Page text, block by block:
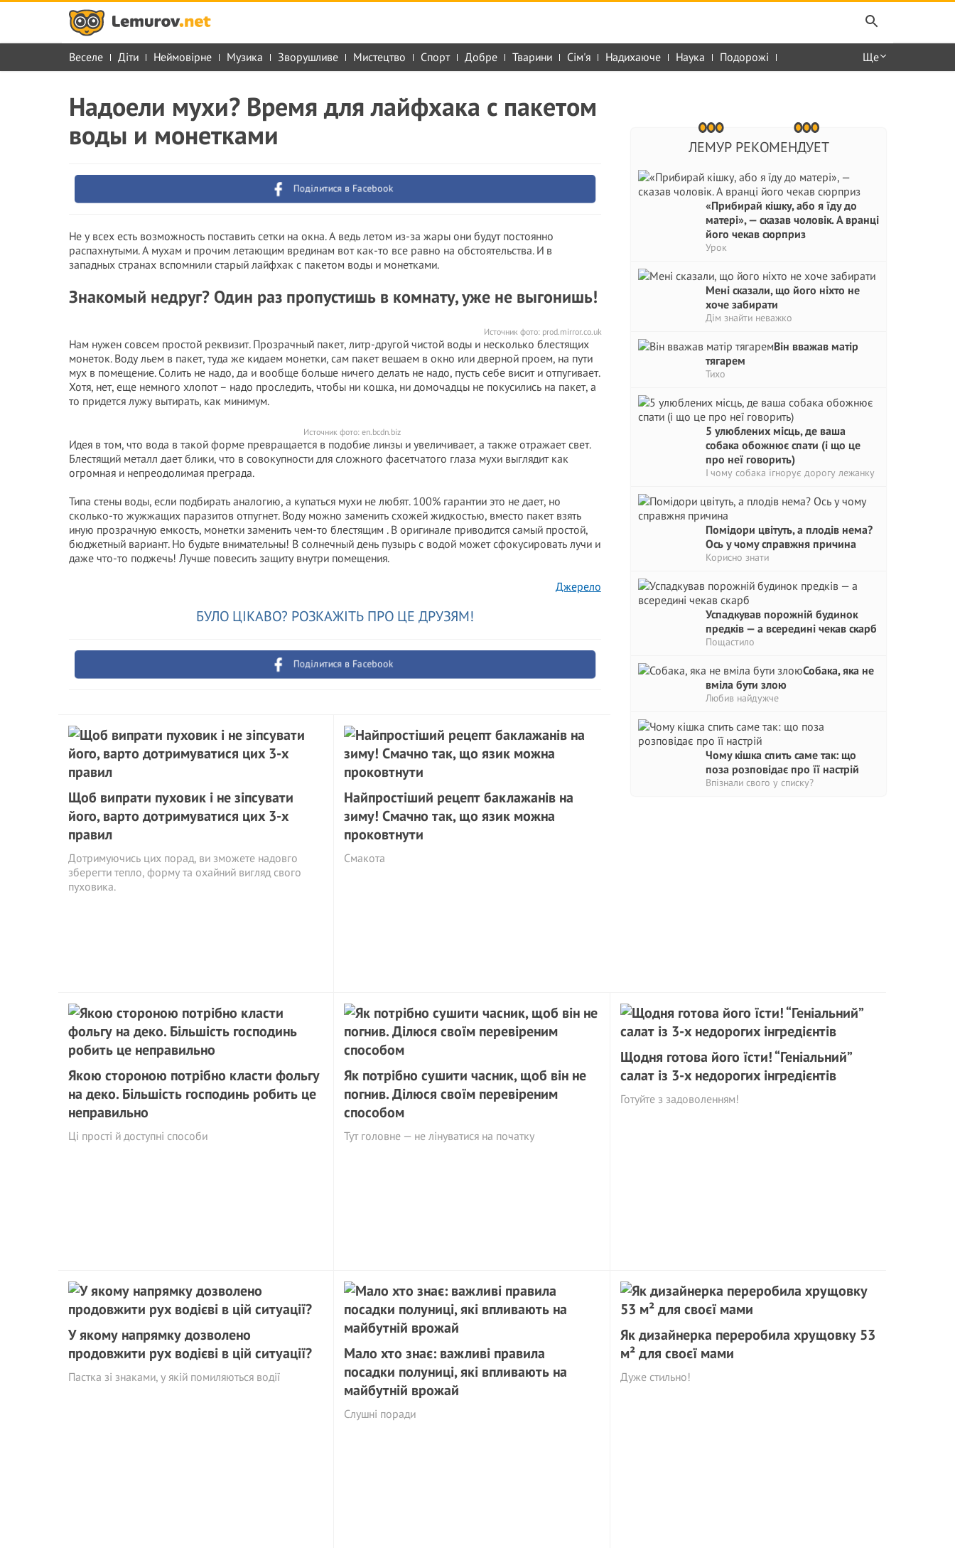
Веселе Діти Неймовірне Музика Зворушливе Мистецтво Спорт Добре Тварини Сім'я Надихаюче Наука Подорожі Ще
ЛЕМУР РЕКОМЕНДУЕТ
«Прибирай кішку, або я їду до
матері», — сказав чоловік. А вранці
його чекав сюрприз
Урок
Мені сказали, що його ніхто не
хоче забирати
Дім знайти неважко
Він вважав матір
тягарем
Тихо
5 улюблених місць, де ваша
собака обожнює спати (і що це
про неї говорить)
І чому собака ігнорує дорогу лежанку
Помідори цвітуть, а плодів нема?
Ось у чому справжня причина
Корисно знати
Успадкував порожній будинок
предків — а всередині чекав скарб
Пощастило
Собака, яка не
вміла бути злою
Любив найдужче
Чому кішка спить саме так: що
поза розповідає про її настрій
Впізнали свого у списку?
Надоели мухи? Время для лайфхака с пакетом
воды и монетками
Поділитися в Facebook
Не у всех есть возможность поставить сетки на окна. А ведь летом из-за жары они будут постоянно
распахнутыми. А мухам и прочим летающим врединам вот как-то все равно на обстоятельства. И в
западных странах вспомнили старый лайфхак с пакетом воды и монетками.
Знакомый недруг? Один раз пропустишь в комнату, уже не выгонишь!
Источник фото: prod.mirror.co.uk
Нам нужен совсем простой реквизит. Прозрачный пакет, литр-другой чистой воды и несколько блестящих
монеток. Воду льем в пакет, туда же кидаем монетки, сам пакет вешаем в окно или дверной проем, на пути
мух в помещение. Солить не надо, да и вообще больше ничего делать не надо, пусть себе висит и отпугивает.
Хотя, нет, еще немного хлопот – надо проследить, чтобы ни кошка, ни домочадцы не покусились на пакет, а
то придется лужу вытирать, как минимум.
Источник фото: en.bcdn.biz
Идея в том, что вода в такой форме превращается в подобие линзы и увеличивает, а также отражает свет.
Блестящий металл дает блики, что в совокупности для сложного фасетчатого глаза мухи выглядит как
огромная и непреодолимая преграда.
Типа стены воды, если подбирать аналогию, а купаться мухи не любят. 100% гарантии это не дает, но
сколько-то жужжащих паразитов отпугнет. Воду можно заменить схожей жидкостью, вместо пакет взять
иную прозрачную емкость, монетки заменить чем-то блестящим . В оригинале приводится самый простой,
бюджетный вариант. Но будьте внимательны! В солнечный день пузырь с водой может сфокусировать лучи и
даже что-то поджечь! Лучше повесить защиту внутри помещения.
Джерело
БУЛО ЦІКАВО? РОЗКАЖІТЬ ПРО ЦЕ ДРУЗЯМ!
Поділитися в Facebook
Щоб випрати пуховик і не зіпсувати
його, варто дотримуватися цих 3-х
правил
Дотримуючись цих порад, ви зможете надовго
зберегти тепло, форму та охайний вигляд свого
пуховика.
Найпростіший рецепт баклажанів на
зиму! Смачно так, що язик можна
проковтнути
Смакота
Якою стороною потрібно класти фольгу
на деко. Більшість господинь робить це
неправильно
Ці прості й доступні способи
Як потрібно сушити часник, щоб він не
погнив. Ділюся своїм перевіреним
способом
Тут головне — не лінуватися на початку
Щодня готова його їсти! “Геніальний”
салат із 3-х недорогих інгредієнтів
Готуйте з задоволенням!
У якому напрямку дозволено
продовжити рух водієві в цій ситуації?
Пастка зі знаками, у якій помиляються водії
Мало хто знає: важливі правила
посадки полуниці, які впливають на
майбутній врожай
Слушні поради
Як дизайнерка переробила хрущовку 53
м² для своєї мами
Дуже стильно!